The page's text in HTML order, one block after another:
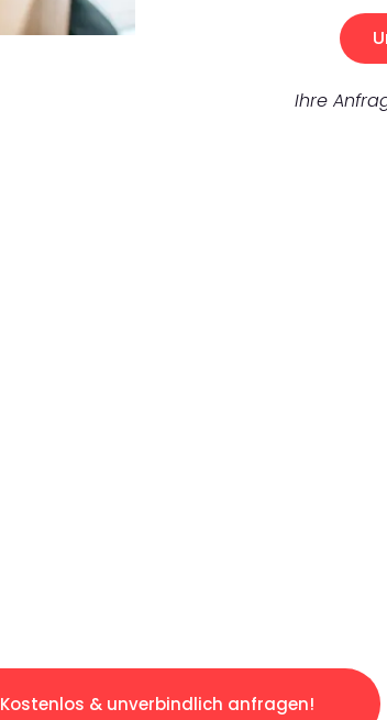
Ihre
Kostenlos & unverbindlich anfragen!